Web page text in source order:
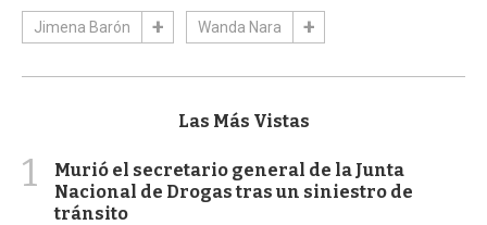
Jimena Barón Wanda Nara
Las Más Vistas
1
Murió el secretario general de la Junta
Nacional de Drogas tras un siniestro de
tránsito